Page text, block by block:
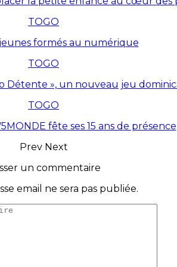
TOGO
formés au numérique
TOGO
Détente », un nouveau jeu
TOGO
fête ses 15 ans de présence
Prev Next
un commentaire
email ne sera pas publiée.